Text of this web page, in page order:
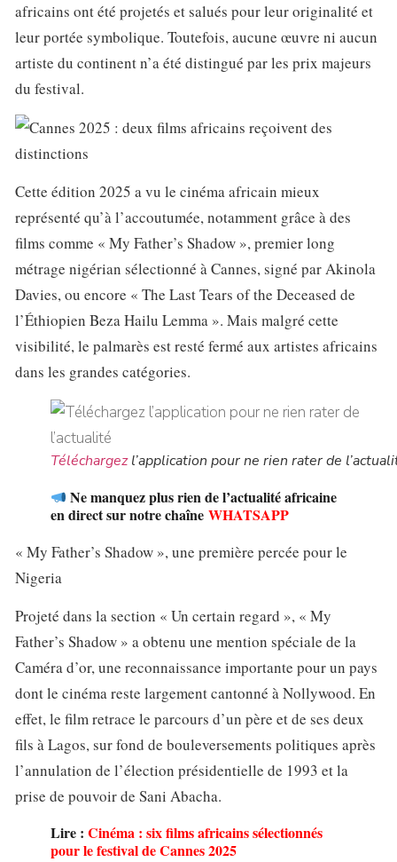
africains ont été projetés et salués pour leur originalité et
leur portée symbolique. Toutefois, aucune œuvre ni aucun
artiste du continent n’a été distingué par les prix majeurs
du festival.
Cette édition 2025 a vu le cinéma africain mieux
représenté qu’à l’accoutumée, notamment grâce à des
films comme « My Father’s Shadow », premier long
métrage nigérian sélectionné à Cannes, signé par Akinola
Davies, ou encore « The Last Tears of the Deceased de
l’Éthiopien Beza Hailu Lemma ». Mais malgré cette
visibilité, le palmarès est resté fermé aux artistes africains
dans les grandes catégories.
Téléchargezl’application pour ne rien rater de
Ne manquez plus rien de l’actualité africaine
en direct sur notre chaîne WHATSAPP
« My Father’s Shadow », une première percée pour le
Nigeria
Projeté dans la section « Un certain regard », « My
Father’s Shadow » a obtenu une mention spéciale de la
Caméra d’or, une reconnaissance importante pour un pays
dont le cinéma reste largement cantonné à Nollywood. En
effet, le film retrace le parcours d’un père et de ses deux
fils à Lagos, sur fond de bouleversements politiques après
l’annulation de l’élection présidentielle de 1993 et la
prise de pouvoir de Sani Abacha.
Lire : Cinéma : six films africains sélectionnés
pour le festival de Cannes 2025